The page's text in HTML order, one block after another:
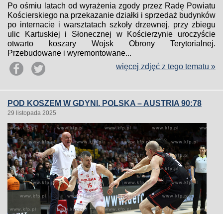
Po ośmiu latach od wyrażenia zgody przez Radę Powiatu
Kościerskiego na przekazanie działki i sprzedaż budynków
po internacie i warsztatach szkoły drzewnej, przy zbiegu
ulic Kartuskiej i Słonecznej w Kościerzynie uroczyście
otwarto koszary Wojsk Obrony Terytorialnej.
Przebudowane i wyremontowane...
więcej zdjęć z tego tematu »
POD KOSZEM W GDYNI. POLSKA – AUSTRIA 90:78
29 listopada 2025